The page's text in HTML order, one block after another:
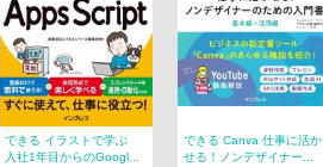
できる イラストで学ぶ
入社1年目からのGoogl...
できる Canva 仕事に活か
せる！ノンデザイナー...